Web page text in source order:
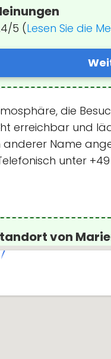
5 (Lesen Sie die
die
erreichbar und
anderer Name
unter +49
von